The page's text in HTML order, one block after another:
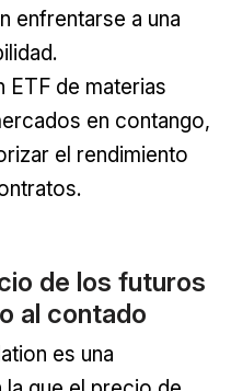
enfrentarse a una
ETF de materias
en contango,
el rendimiento
de los futuros
al contado
es una